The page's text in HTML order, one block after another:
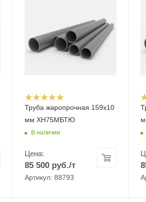
Труба жаропрочная 159х10
мм ХН75МБТЮ
В наличии
Цена:
85 500руб./т
Артикул: 88793